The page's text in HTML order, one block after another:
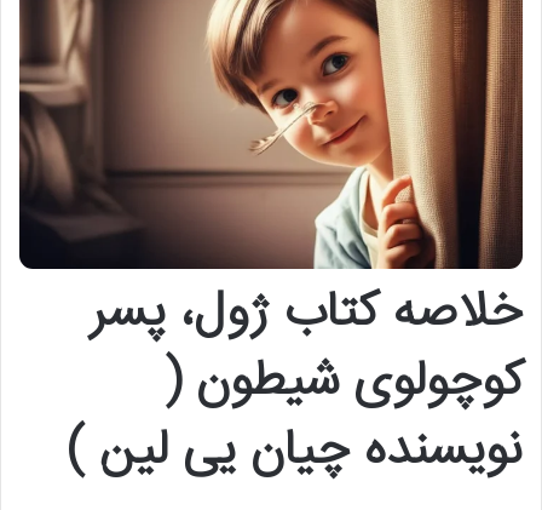
خلاصه کتاب ژول، پسر
کوچولوی شیطون (
نویسنده چیان یی لین )